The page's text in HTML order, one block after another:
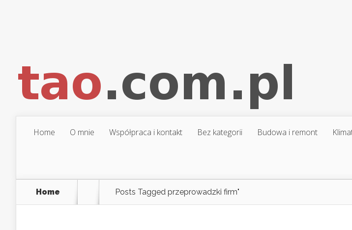
Home O mnie Współpraca i kontakt Bez kategorii Budowa i remont
Home Posts Tagged przeprowadzki firm"